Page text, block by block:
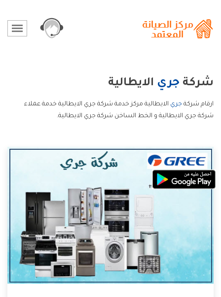
شركة جري الايطالية
ارقام شركة جري الايطالية مركز خدمة شركة جري الايطالية خدمة عملاء
شركة جري الايطالية و الخط الساخن شركة جري الايطالية.